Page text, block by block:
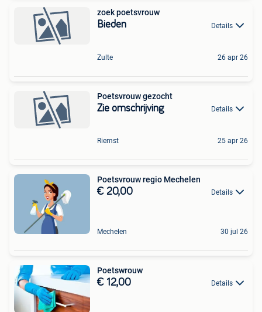
zoek poetsvrouw
Bieden Details
Zulte 26 apr 26
Poetsvrouw gezocht
Zie omschrijving Details
Riemst 25 apr 26
Poetsvrouw regio Mechelen
€ 20,00 Details
Mechelen 30 jul 26
Poetswrouw
€ 12,00 Details